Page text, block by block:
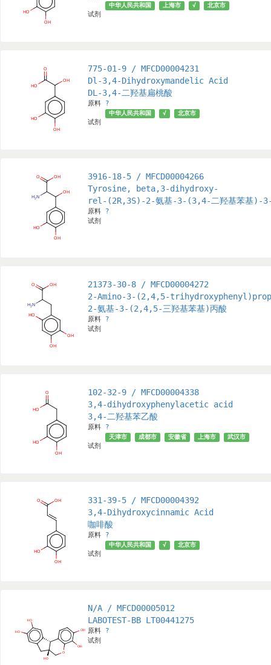
试剂
中华人民共和国 上海市 √ 北京市
775-01-9 / MFCD00004231
Dl-3,4-Dihydroxymandelic Acid
DL-3,4-二羟基扁桃酸
原料 ?
试剂
中华人民共和国 √ 北京市
3916-18-5 / MFCD00004266
Tyrosine, beta,3-dihydroxy-
rel-(2R,3S)-2-氨基-3-(3,4-二羟基苯基)-3-
原料 ?
试剂
21373-30-8 / MFCD00004272
2-Amino-3-(2,4,5-
2-氨基-3-(2,4,5-三羟基苯基)丙酸
原料 ?
试剂
102-32-9 / MFCD00004338
3,4-dihydroxyphenylacetic acid
3,4-二羟基苯乙酸
原料 ?
试剂
天津市 成都市 安徽省 上海市 武汉市
331-39-5 / MFCD00004392
3,4-Dihydroxycinnamic Acid
咖啡酸
原料 ?
试剂
中华人民共和国 √ 北京市
N/A / MFCD00005012
LABOTEST-BB LT00441275
原料 ?
试剂